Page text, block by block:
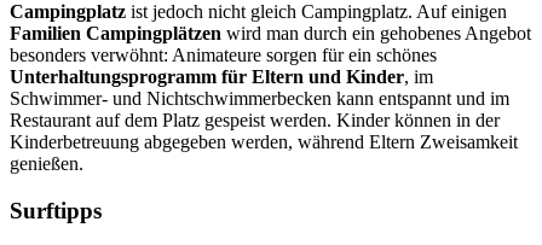
Campingplatz ist jedoch nicht gleich Campingplatz. Auf einigen
Familien Campingplätzen wird man durch ein gehobenes Angebot
besonders verwöhnt: Animateure sorgen für ein schönes
Unterhaltungsprogramm für Eltern und Kinder, im
Schwimmer- und Nichtschwimmerbecken kann entspannt und im
Restaurant auf dem Platz gespeist werden. Kinder können in der
Kinderbetreuung abgegeben werden, während Eltern Zweisamkeit
genießen.
Surftipps